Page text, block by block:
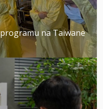
na Taiwane